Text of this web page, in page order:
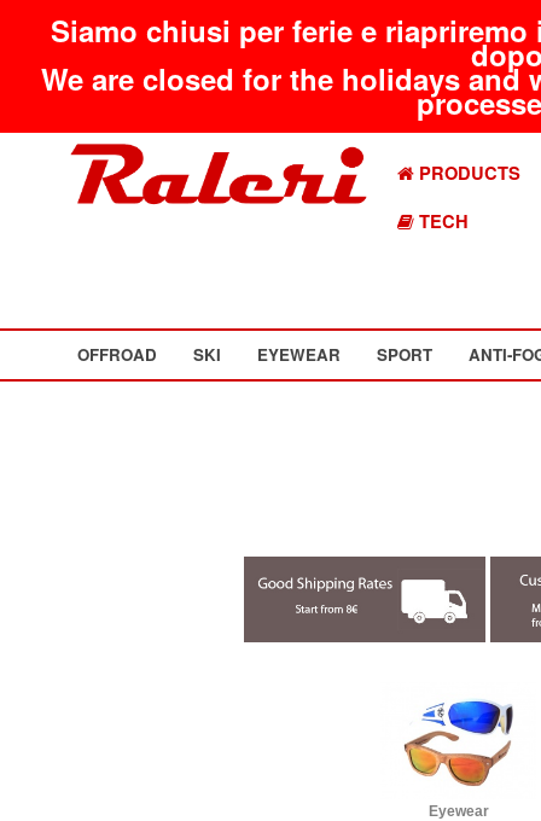
Siamo chiusi per ferie e
We are closed for the holidays
PRODUCTS
TECH
OFFROAD SKI EYEWEAR SPORT ANTI-
Eyewear